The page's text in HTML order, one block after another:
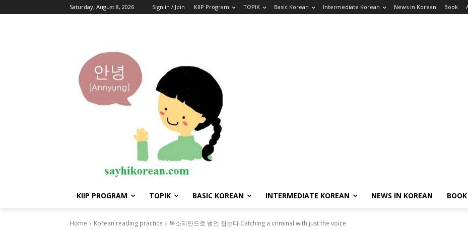
Saturday, August 8, 2026 Sign in / Join KIIP Program TOPIK Basic Korean Intermediate Korean News in Korean Book
KIIP PROGRAM TOPIK BASIC KOREAN INTERMEDIATE KOREAN NEWS IN KOREAN BOOK
Home Korean reading practice 목소리만으로 범인 잡는다 Catching a criminal with just the voice